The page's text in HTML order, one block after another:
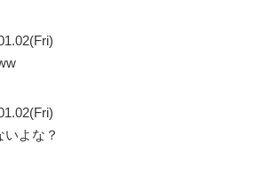
いよな？